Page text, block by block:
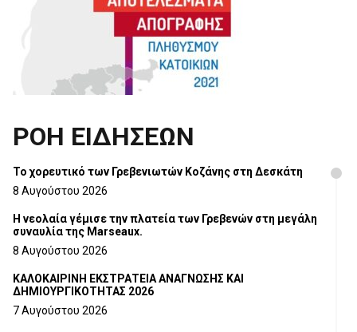
ΡΟΗ ΕΙΔΗΣΕΩΝ
Το χορευτικό των Γρεβενιωτών Κοζάνης στη Δεσκάτη
8 Αυγούστου 2026
Η νεολαία γέμισε την πλατεία των Γρεβενών στη μεγάλη
συναυλία της Marseaux.
8 Αυγούστου 2026
ΚΑΛΟΚΑΙΡΙΝΗ ΕΚΣΤΡΑΤΕΙΑ ΑΝΑΓΝΩΣΗΣ ΚΑΙ
ΔΗΜΙΟΥΡΓΙΚΟΤΗΤΑΣ 2026
7 Αυγούστου 2026